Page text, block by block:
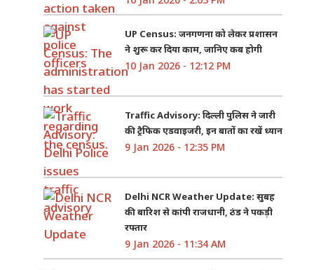
UP Census: जनगणना को लेकर प्रशासन
ने शुरू कर दिया काम, जानिए कब होगी
10 Jan 2026 - 12:12 PM
Traffic Advisory: दिल्ली पुलिस ने जारी
की ट्रैफिक एडवाइजरी, इन बातों का रखें ध्यान
9 Jan 2026 - 12:35 PM
Delhi NCR Weather Update: सुबह
की बारिश से कांपी राजधानी, ठंड ने पकड़ी
रफ्तार
9 Jan 2026 - 11:34 AM